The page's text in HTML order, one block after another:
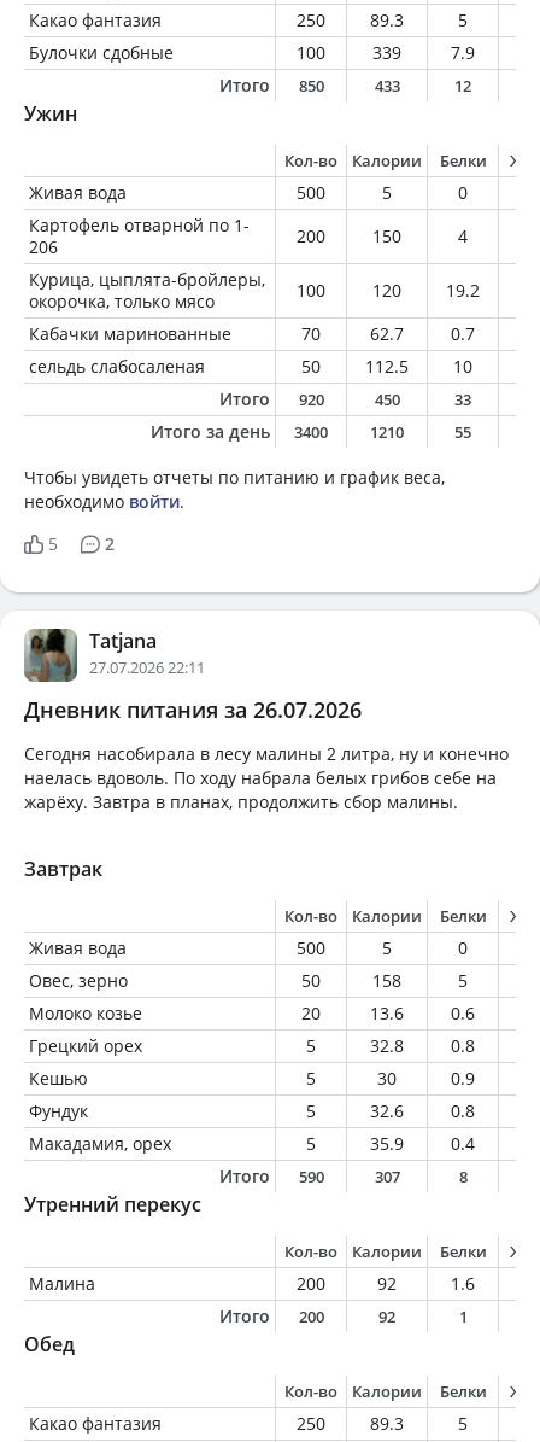
Какао фантазия
250 89.3 5
Булочки сдобные
100 339 7.9
Итого
850 433 12
Ужин
Кол-во Калории Белки
Живая вода 500 5 0
Картофель отварной по 1-
206
200 150 4
Курица, цыплята-бройлеры,
окорочка, только мясо
100 120 19.2
Кабачки маринованные
70 62.7 0.7
сельдь слабосаленая
50 112.5 10
Итого
920 450 33
Итого за день 3400 1210 55
Чтобы увидеть отчеты по питанию и график веса,
необходимо войти.
5
2
Tatjana
27.07.2026 22:11
Дневник питания за 26.07.2026
Сегодня насобирала в лесу малины 2 литра, ну и конечно
наелась вдоволь. По ходу набрала белых грибов себе на
жарёху. Завтра в планах, продолжить сбор малины.
Завтрак
Кол-во Калории Белки
Живая вода 500 5 0
Овес, зерно
50 158 5
Молоко козье
20 13.6 0.6
Грецкий орех
5 32.8 0.8
Кешью
5 30 0.9
Фундук
5 32.6 0.8
Макадамия, орех
5 35.9 0.4
Итого
590 307 8
Утренний перекус
Кол-во Калории Белки
Малина 200 92 1.6
Итого
200 92 1
Обед
Кол-во Калории Белки
Какао фантазия 250 89.3 5